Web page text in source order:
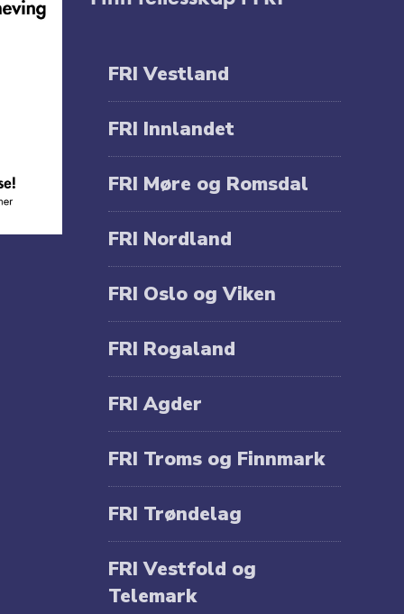
FRI Vestland
FRI Innlandet
FRI Møre og Romsdal
FRI Nordland
FRI Oslo og Viken
FRI Rogaland
FRI Agder
FRI Troms og Finnmark
FRI Trøndelag
FRI Vestfold og
Telemark